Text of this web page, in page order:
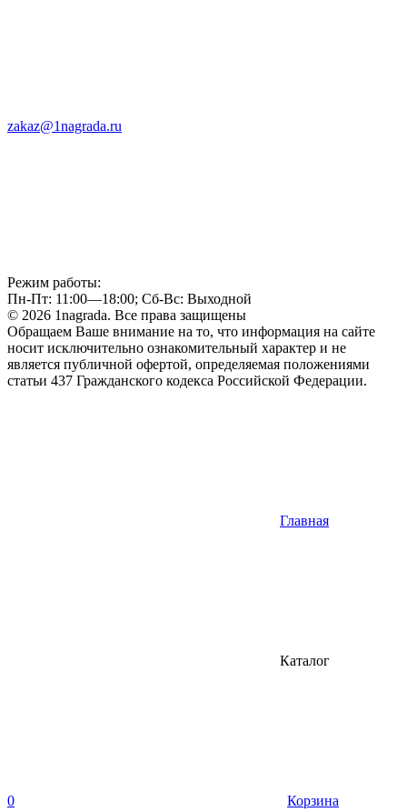
zakaz@1nagrada.ru
Режим работы:
Пн-Пт: 11:00—18:00; Сб-Вс: Выходной
© 2026 1nagrada. Все права защищены
Обращаем Ваше внимание на то, что информация на сайте
носит исключительно ознакомительный характер и не
является публичной офертой, определяемая положениями
статьи 437 Гражданского кодекса Российской Федерации.
Главная
Каталог
0 Корзина